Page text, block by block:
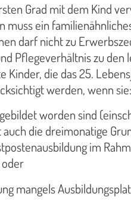
Grad mit dem Kind
muss ein
darf nicht zu
Pflegeverhältnis zu
Kinder, die das 25.
werden, wenn sie:
worden sind
die dreimonatige
im
mangels